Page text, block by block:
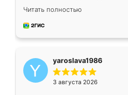
недели кухня была уже
довольны работой.
мебель за качественную
Читать полностью
yaroslava1986
3 августа 2026